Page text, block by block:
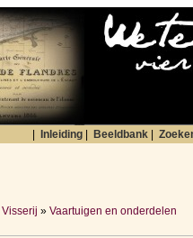
Inleiding Beeldbank
Visserij » Vaartuigen en onderdelen